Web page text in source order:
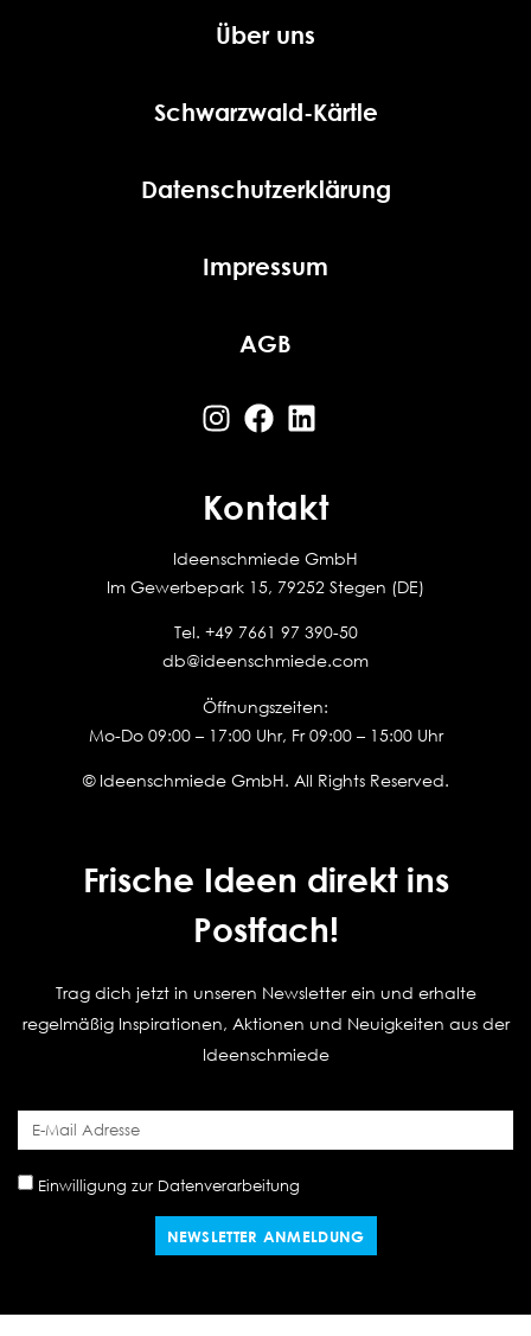
Über uns
Schwarzwald-Kärtle
Datenschutzerklärung
Impressum
AGB
Kontakt
Ideenschmiede GmbH
Im Gewerbepark 15, 79252 Stegen (DE)
Tel. +49 7661 97 390-50
db@ideenschmiede.com
Öffnungszeiten:
Mo-Do 09:00 – 17:00 Uhr, Fr 09:00 – 15:00 Uhr
© Ideenschmiede GmbH. All Rights Reserved.
Frische Ideen direkt ins
Postfach!
Trag dich jetzt in unseren Newsletter ein und erhalte
regelmäßig Inspirationen, Aktionen und Neuigkeiten aus der
Ideenschmiede
Einwilligung zur Datenverarbeitung
NEWSLETTER ANMELDUNG